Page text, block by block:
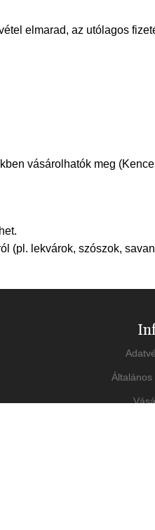
elmarad, az utólagos
vásárolhatók meg
(pl. lekvárok, szószok,
Általános